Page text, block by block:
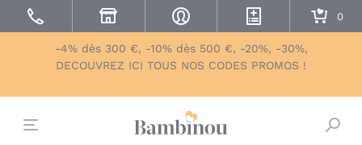
-4% dès 300 €, -10% dès 500 €, -20%, -30%,
DECOUVREZ ICI TOUS NOS CODES PROMOS !